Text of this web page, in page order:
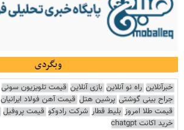
وبگردی
خبرآنلاین راه نو آنلاین بازی آنلاین قیمت تلویزیون سونی
جراح بینی گوشتی پرشین هتل قیمت آهن فولاد ایرانیان
قیمت طلا امروز بلیط قطار شرکت رادوکو قیمت پروفیل
خرید اکانت chatgpt